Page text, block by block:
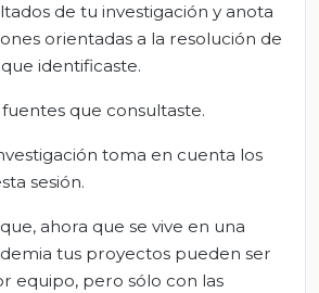
de tu investigación y anota
orientadas a la resolución de
identificaste.
que consultaste.
toma en cuenta los
sesión.
ahora que se vive en una
tus proyectos pueden ser
equipo, pero sólo con las